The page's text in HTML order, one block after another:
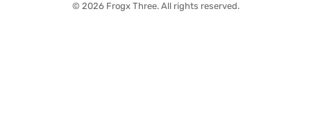
© 2026 Frogx Three. All rights reserved.